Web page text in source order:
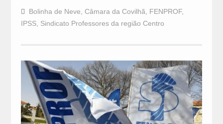
Bolinha de Neve, Câmara da Covilhã, FENPROF,
IPSS, Sindicato Professores da região Centro